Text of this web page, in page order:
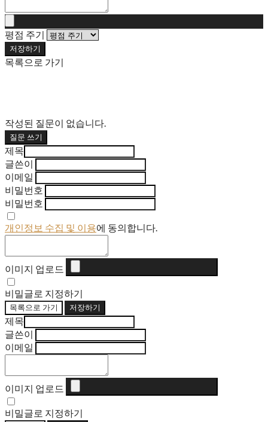
평점 주기
저장하기
목록으로 가기
작성된 질문이 없습니다.
질문 쓰기
제목
글쓴이
이메일
비밀번호
비밀번호
개인정보 수집 및 이용에 동의합니다.
이미지 업로드
비밀글로 지정하기
목록으로 가기 저장하기
제목
글쓴이
이메일
이미지 업로드
비밀글로 지정하기